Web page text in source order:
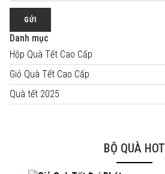
GỬI
Danh mục
Hộp Quà Tết Cao Cấp
Giỏ Quà Tết Cao Cấp
Quà tết 2025
BỘ QUÀ HOT